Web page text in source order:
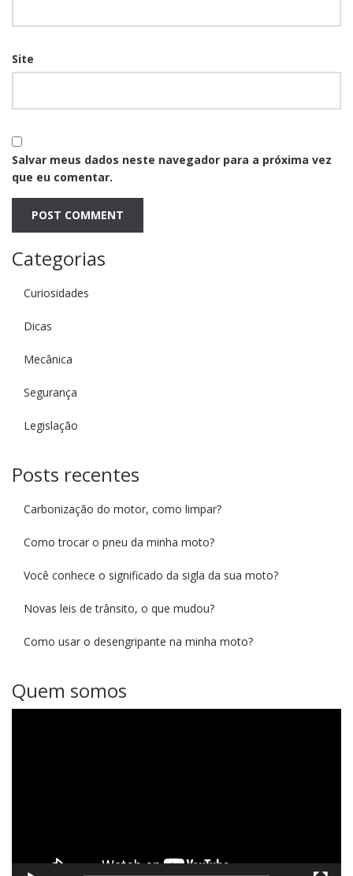
Site
Salvar meus dados neste navegador para a próxima vez
que eu comentar.
Categorias
Curiosidades
Dicas
Mecânica
Segurança
Legislação
Posts recentes
Carbonização do motor, como limpar?
Como trocar o pneu da minha moto?
Você conhece o significado da sigla da sua moto?
Novas leis de trânsito, o que mudou?
Como usar o desengripante na minha moto?
Quem somos